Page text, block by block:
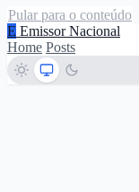
Pular para o conteúdo
E Emissor Nacional
Home Posts